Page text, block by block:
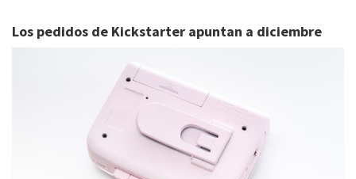
Los pedidos de Kickstarter apuntan a diciembre